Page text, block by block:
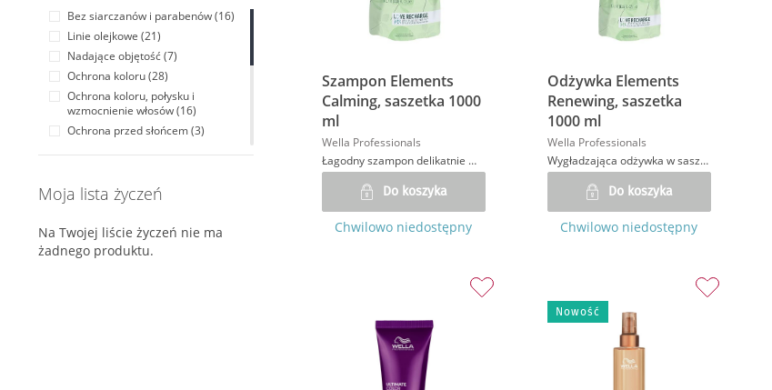
Szampon Elements
Calming, saszetka 1000
ml
Wella Professionals
Łagodny szampon delikatnie myjący włosy i skórę głowy. W saszetce do stojaka lub ponownego napełnienia butelki po szamponie
Do koszyka
Chwilowo niedostępny
Odżywka Elements
Renewing, saszetka
1000 ml
Wella Professionals
Wygładzająca odżywka w saszetce, przywracająca włosom połysk i podatność na układanie. W saszetce do stojaka.
Do koszyka
Chwilowo niedostępny
Nowość
Włosy suche i zniszczone (30)
Włosy w odcieniach blondu (5)
Włosy w odcieniach brązu (1)
Włosy w odcieniach czerwieni (1)
Włosy suche i łamliwe (2)
Włosy zniszczone (27)
Włosy, które potrzebują objętości (7)
Bez siarczanów i parabenów (16)
Linie olejkowe (21)
Nadające objętość (7)
Ochrona koloru (28)
Ochrona koloru, połysku i
wzmocnienie włosów (16)
Ochrona przed słońcem (3)
Pianki i lotiony (1)
Potrzeby włosów (14)
Produkty do zabiegów w salonie (18)
Moja lista życzeń
Na Twojej liście życzeń nie ma
żadnego produktu.